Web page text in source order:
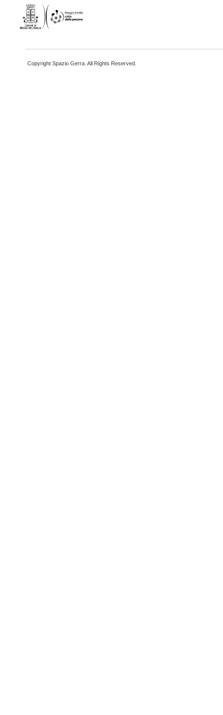
Copyright Spazio Gerra. All Rights Reserved.